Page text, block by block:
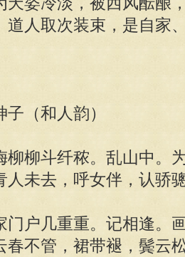
道人取次装束，是自家
子（和人韵）
柳柳斗纤秾。乱山中。
人未去，呼女伴，认骄
门户几重重。记相逢。
春不管，裙带褪，鬓云